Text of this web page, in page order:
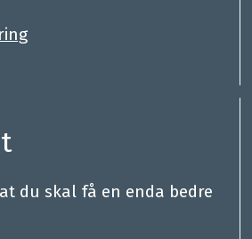
du skal få en enda bedre